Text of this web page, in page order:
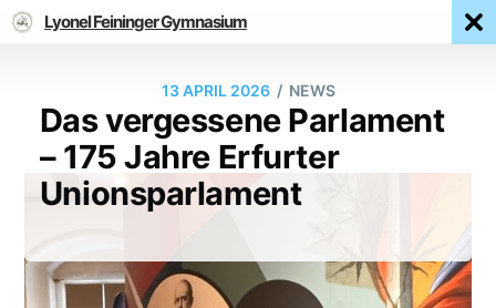
13 APRIL 2026 / NEWS
Das vergessene Parlament
– 175 Jahre Erfurter
Unionsparlament
Lyonel Feininger Gymnasium